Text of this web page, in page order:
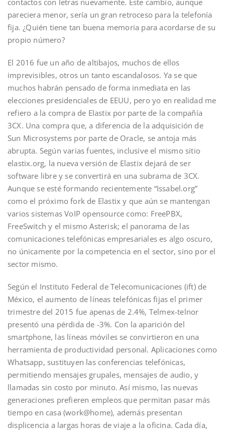
contactos con letras nuevamente. Este cambio, aunque
pareciera menor, sería un gran retroceso para la telefonía
fija. ¿Quién tiene tan buena memoria para acordarse de su
propio número?
El 2016 fue un año de altibajos, muchos de ellos
imprevisibles, otros un tanto escandalosos. Ya se que
muchos habrán pensado de forma inmediata en las
elecciones presidenciales de EEUU, pero yo en realidad me
refiero a la compra de Elastix por parte de la compañía
3CX. Una compra que, a diferencia de la adquisición de
Sun Microsystems por parte de Oracle, se antoja más
abrupta. Según varias fuentes, inclusive el mismo sitio
elastix.org, la nueva versión de Elastix dejará de ser
software libre y se convertirá en una subrama de 3CX.
Aunque se esté formando recientemente “Issabel.org”
como el próximo fork de Elastix y que aún se mantengan
varios sistemas VoIP opensource como: FreePBX,
FreeSwitch y el mismo Asterisk; el panorama de las
comunicaciones telefónicas empresariales es algo oscuro,
no únicamente por la competencia en el sector, sino por el
sector mismo.
Según el Instituto Federal de Telecomunicaciones (ift) de
México, el aumento de líneas telefónicas fijas el primer
trimestre del 2015 fue apenas de 2.4%, Telmex-telnor
presentó una pérdida de -3%. Con la aparición del
smartphone, las líneas móviles se convirtieron en una
herramienta de productividad personal. Aplicaciones como
Whatsapp, sustituyen las conferencias telefónicas,
permitiendo mensajes grupales, mensajes de audio, y
llamadas sin costo por minuto. Así mismo, las nuevas
generaciones prefieren empleos que permitan pasar más
tiempo en casa (work@home), además presentan
displicencia a largas horas de viaje a la oficina. Cada día,